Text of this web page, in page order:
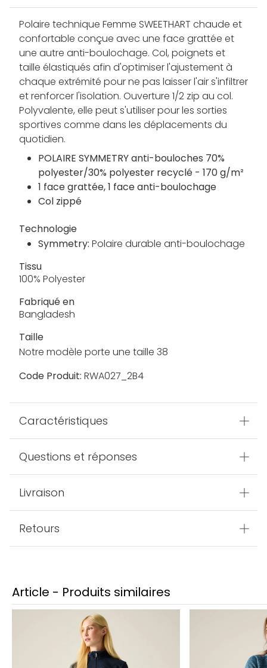
Polaire technique Femme SWEETHART chaude et
confortable conçue avec une face grattée et
une autre anti-boulochage. Col, poignets et
taille élastiqués afin d'optimiser l'ajustement à
chaque extrémité pour ne pas laisser l'air s'infiltrer
et renforcer l'isolation. Ouverture 1/2 zip au col.
Polyvalente, elle peut s'utiliser pour les sorties
sportives comme dans les déplacements du
quotidien.
POLAIRE SYMMETRY anti-bouloches 70%
polyester/30% polyester recyclé - 170 g/m²
1 face grattée, 1 face anti-boulochage
Col zippé
Technologie
Symmetry: Polaire durable anti-boulochage
Tissu
100% Polyester
Fabriqué en
Bangladesh
Taille
Notre modèle porte une taille 38
Code Produit: RWA027_2B4
Caractéristiques
Questions et réponses
Livraison
Retours
Article - Produits similaires